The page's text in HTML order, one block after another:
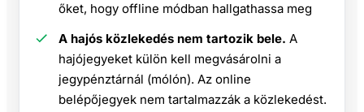
őket, hogy offline módban hallgathassa meg
A hajós közlekedés nem tartozik bele. A
hajójegyeket külön kell megvásárolni a
jegypénztárnál (mólón). Az online
belépőjegyek nem tartalmazzák a közlekedést.